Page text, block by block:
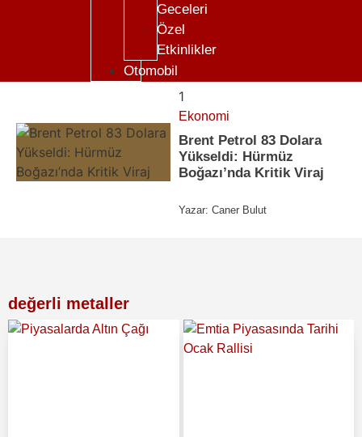
Geceleri
Özel
Etkinlikler
Otomobil
1
Ekonomi
Brent Petrol 83 Dolara
Yükseldi: Hürmüz
Boğazı’nda Kritik Viraj
Yazar: Caner Bulut
değerli metaller